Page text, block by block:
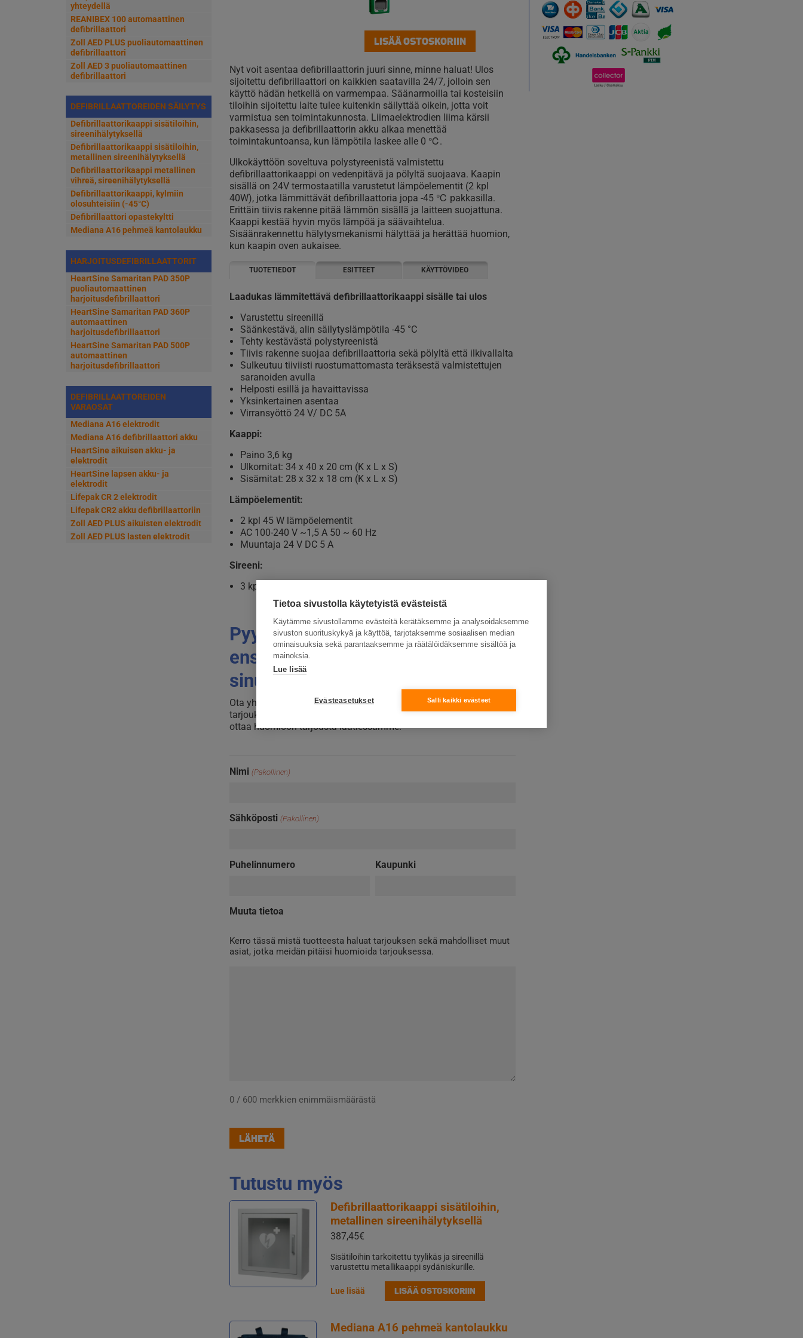
Tietoa sivustolla käytetyistä evästeistä
Käytämme sivustollamme evästeitä kerätäksemme ja analysoidaksemme
sivuston suorituskykyä ja käyttöä, tarjotaksemme sosiaalisen median
ominaisuuksia sekä parantaaksemme ja räätälöidäksemme sisältöä ja
mainoksia.
Lue lisää
Evästeasetukset Salli kaikki evästeet
yhteydellä
REANIBEX 100 automaattinen
defibrillaattori
Zoll AED PLUS puoliautomaattinen
defibrillaattori
Zoll AED 3 puoliautomaattinen
defibrillaattori
DEFIBRILLAATTOREIDEN SÄILYTYS
Defibrillaattorikaappi sisätiloihin,
sireenihälytyksellä
Defibrillaattorikaappi sisätiloihin,
metallinen sireenihälytyksellä
Defibrillaattorikaappi metallinen
vihreä, sireenihälytyksellä
Defibrillaattorikaappi, kylmiin
olosuhteisiin (-45°C)
Defibrillaattori opastekyltti
Mediana A16 pehmeä kantolaukku
HARJOITUSDEFIBRILLAATTORIT
HeartSine Samaritan PAD 350P
puoliautomaattinen
harjoitusdefibrillaattori
HeartSine Samaritan PAD 360P
automaattinen
harjoitusdefibrillaattori
HeartSine Samaritan PAD 500P
automaattinen
harjoitusdefibrillaattori
DEFIBRILLAATTOREIDEN
VARAOSAT
Mediana A16 elektrodit
Mediana A16 defibrillaattori akku
HeartSine aikuisen akku- ja
elektrodit
HeartSine lapsen akku- ja
elektrodit
Lifepak CR 2 elektrodit
Lifepak CR2 akku defibrillaattoriin
Zoll AED PLUS aikuisten elektrodit
Zoll AED PLUS lasten elektrodit
LISÄÄ OSTOSKORIIN
Nyt voit asentaa defibrillaattorin juuri sinne, minne haluat! Ulos
sijoitettu defibrillaattori on kaikkien saatavilla 24/7, jolloin sen
käyttö hädän hetkellä on varmempaa. Säänarmoilla tai kosteisiin
tiloihin sijoitettu laite tulee kuitenkin säilyttää oikein, jotta voit
varmistua sen toimintakunnosta. Liimaelektrodien liima kärsii
pakkasessa ja defibrillaattorin akku alkaa menettää
toimintakuntoansa, kun lämpötila laskee alle 0 ℃.
Ulkokäyttöön soveltuva polystyreenistä valmistettu
defibrillaattorikaappi on vedenpitävä ja pölyltä suojaava. Kaapin
sisällä on 24V termostaatilla varustetut lämpöelementit (2 kpl
40W), jotka lämmittävät defibrillaattoria jopa -45 ℃ pakkasilla.
Erittäin tiivis rakenne pitää lämmön sisällä ja laitteen suojattuna.
Kaappi kestää hyvin myös lämpöä ja säävaihtelua.
Sisäänrakennettu hälytysmekanismi hälyttää ja herättää huomion,
kun kaapin oven aukaisee.
TUOTETIEDOT ESITTEET KÄYTTÖVIDEO
Laadukas lämmitettävä defibrillaattorikaappi sisälle tai ulos
Varustettu sireenillä
Säänkestävä, alin säilytyslämpötila -45 °C
Tehty kestävästä polystyreenistä
Tiivis rakenne suojaa defibrillaattoria sekä pölyltä että ilkivallalta
Sulkeutuu tiiviisti ruostumattomasta teräksestä valmistettujen
saranoiden avulla
Helposti esillä ja havaittavissa
Yksinkertainen asentaa
Virransyöttö 24 V/ DC 5A
Kaappi:
Paino 3,6 kg
Ulkomitat: 34 x 40 x 20 cm (K x L x S)
Sisämitat: 28 x 32 x 18 cm (K x L x S)
Lämpöelementit:
2 kpl 45 W lämpöelementit
AC 100-240 V ~1,5 A 50 ~ 60 Hz
Muuntaja 24 V DC 5 A
Sireeni:
3 kpl LR44 paristoja
Pyydä tarjous
ensiaputarvikkeista, vastaamme
sinulle nopeasti!
Ota yhteyttä ja kerro meille, mistä ensiaputuotteesta haluat
tarjouksen. Mainitse mahdolliset muut seikat, jotka meidän tulisi
ottaa huomioon tarjousta laatiessamme.
Nimi (Pakollinen)
Sähköposti (Pakollinen)
Puhelinnumero Kaupunki
Muuta tietoa
Kerro tässä mistä tuotteesta haluat tarjouksen sekä mahdolliset muut
asiat, jotka meidän pitäisi huomioida tarjouksessa.
0 / 600 merkkien enimmäismäärästä
Tutustu myös
Defibrillaattorikaappi sisätiloihin,
metallinen sireenihälytyksellä
387,45€
Sisätiloihin tarkoitettu tyylikäs ja sireenillä
varustettu metallikaappi sydäniskurille.
Lue lisää LISÄÄ OSTOSKORIIN
Mediana A16 pehmeä kantolaukku